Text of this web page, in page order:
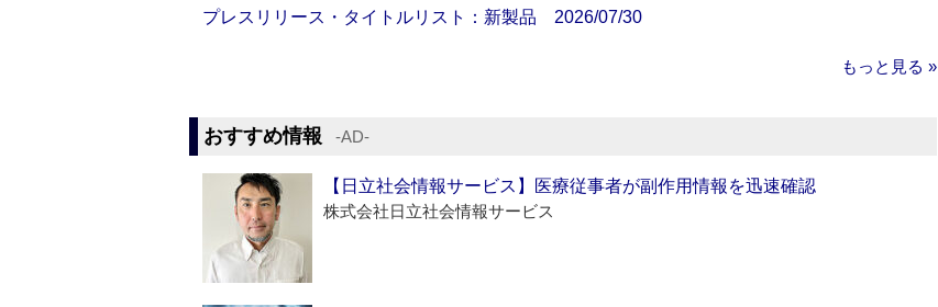
プレスリリース・タイトルリスト：新製品 2026/07/30
もっと見る »
おすすめ情報 ‐AD‐
【日立社会情報サービス】医療従事者が副作用情報を迅速確認
株式会社日立社会情報サービス